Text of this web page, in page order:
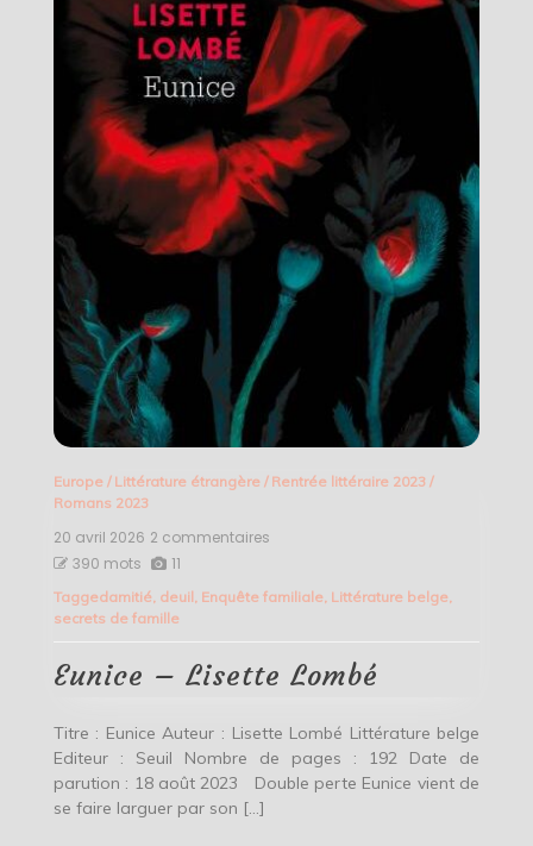
Europe/ Littérature étrangère/ Rentrée littéraire 2023/
Romans 2023
20 avril 2026 2 commentaires
Lisette
390 mots 11
Taggedamitié, deuil, Enquête familiale, Littérature belge,
secrets de famille
Eunice – Lisette Lombé
Titre : Eunice Auteur : Lisette Lombé Littérature belge
Editeur : Seuil Nombre de pages : 192 Date de
parution : 18 août 2023 Double perte Eunice vient de
se faire larguer par son […]